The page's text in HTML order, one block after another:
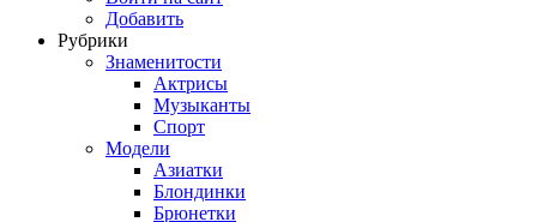
Добавить
Рубрики
Знаменитости
Актрисы
Музыканты
Спорт
Модели
Азиатки
Блондинки
Брюнетки